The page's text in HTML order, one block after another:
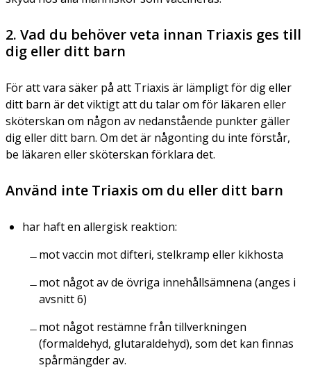
2. Vad du behöver veta innan Triaxis ges till
dig eller ditt barn
För att vara säker på att Triaxis är lämpligt för dig eller
ditt barn är det viktigt att du talar om för läkaren eller
sköterskan om någon av nedanstående punkter gäller
dig eller ditt barn. Om det är någonting du inte förstår,
be läkaren eller sköterskan förklara det.
Använd inte Triaxis om du eller ditt barn
har haft en allergisk reaktion:
mot vaccin mot difteri, stelkramp eller kikhosta
mot något av de övriga innehållsämnena (anges i
avsnitt 6)
mot något restämne från tillverkningen
(formaldehyd, glutaraldehyd), som det kan finnas
spårmängder av.